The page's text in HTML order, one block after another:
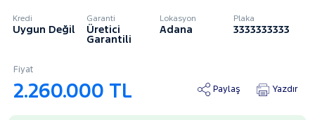
Kredi
Uygun Değil
Garanti
Üretici
Garantili
Lokasyon
Adana
Plaka
3333333333
Fiyat
2.260.000 TL Paylaş Yazdır